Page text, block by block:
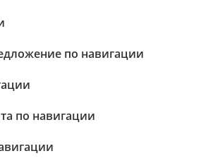
по навигации
по навигации